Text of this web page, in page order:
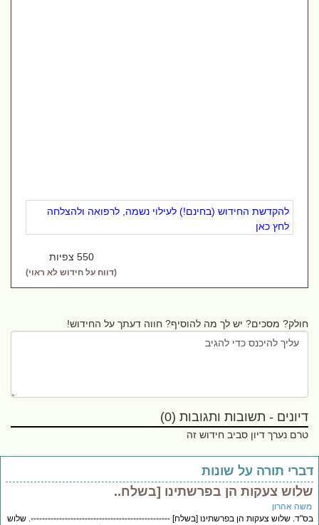
להקדשת החידוש (בחינם!) לעילוי נשמה, לרפואה ולהצלחה
לחץ כאן
550 צפיות
(דווח על חידוש לא ראוי)
חולק? מסכים? יש לך מה להוסיף? חווה דעתך על החידוש!
דיונים - תשובות ותגובות (0)
טרם נערך דיון סביב חידוש זה
תורה על שונות
צעקות הן בפרשתינו [בשלח..
אהרון
שלוש צעקות הן בפרשתינו [בשלח] -------------------------------------------------. שלוש